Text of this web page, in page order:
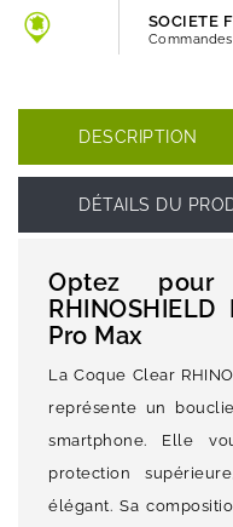
SOCIETE
DESCRIPTION
DÉTAILS DU
Optez
Pro Max
La Coque Clear
représente un
smartphone. Elle
protection
élégant. Sa